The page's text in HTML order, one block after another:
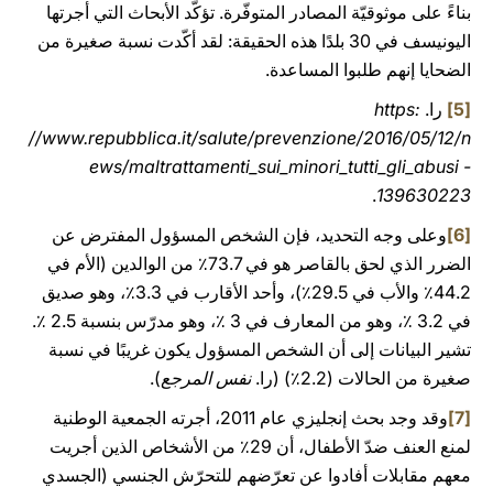
بناءً على موثوقيّة المصادر المتوفّرة. تؤكّد الأبحاث التي أجرتها
اليونيسف في 30 بلدًا هذه الحقيقة: لقد أكّدت نسبة صغيرة من
الضحايا إنهم طلبوا المساعدة.
[5]
را. https:
//www.repubblica.it/salute/prevenzione/2016/05/12/n
ews/maltrattamenti_sui_minori_tutti_gli_abusi -
139630223
.
[6]
وعلى وجه التحديد، فإن الشخص المسؤول المفترض عن
الضرر الذي لحق بالقاصر هو في 73.7٪ من الوالدين (الأم في
44.2٪ والأب في 29.5٪)، وأحد الأقارب في 3.3٪، وهو صديق
في 3.2 ٪، وهو من المعارف في 3 ٪، وهو مدرّس بنسبة 2.5 ٪.
تشير البيانات إلى أن الشخص المسؤول يكون غريبًا في نسبة
صغيرة من الحالات (2.2٪) (را.
نفس المرجع).
[7]
وقد وجد بحث إنجليزي عام 2011، أجرته الجمعية الوطنية
لمنع العنف ضدّ الأطفال، أن 29٪ من الأشخاص الذين أجريت
معهم مقابلات أفادوا عن تعرّضهم للتحرّش الجنسي (الجسدي